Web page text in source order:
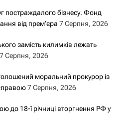
постраждалого бізнесу. Фонд
від прем’єра 7 Серпня, 2026
замість килимків лежать
7 Серпня, 2026
моральний прокурор із
7 Серпня, 2026
до 18-ї річниці вторгнення РФ у